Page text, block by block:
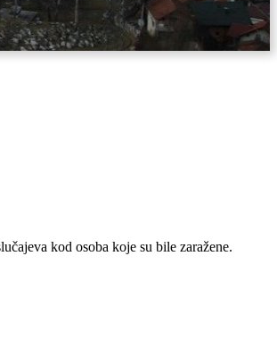
kod osoba koje su bile zaražene.